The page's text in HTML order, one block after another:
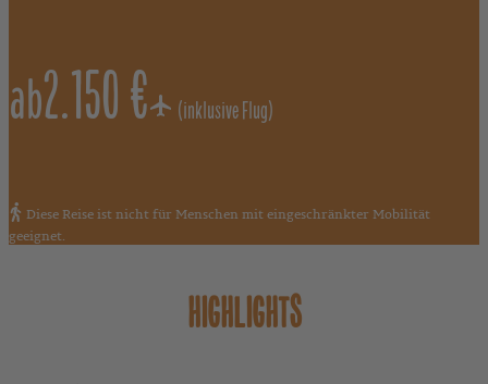
ab2.150 € (inklusive Flug)
Diese Reise ist nicht für Menschen mit eingeschränkter Mobilität
geeignet.
HIGHLIGHTS